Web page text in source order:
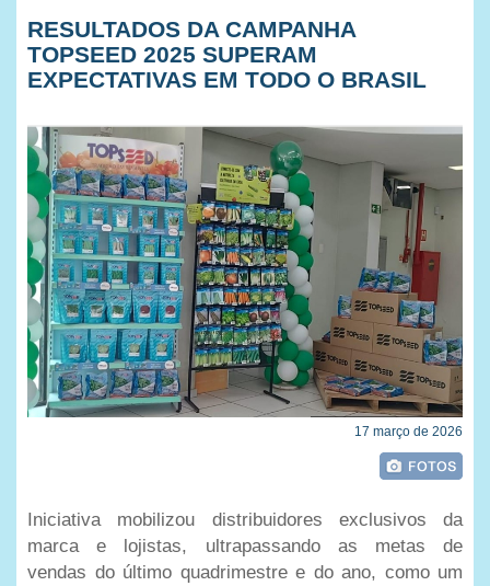
RESULTADOS DA CAMPANHA
TOPSEED 2025 SUPERAM
EXPECTATIVAS EM TODO O BRASIL
17 março de 2026
Iniciativa mobilizou distribuidores exclusivos da
marca e lojistas, ultrapassando as metas de
vendas do último quadrimestre e do ano, como um